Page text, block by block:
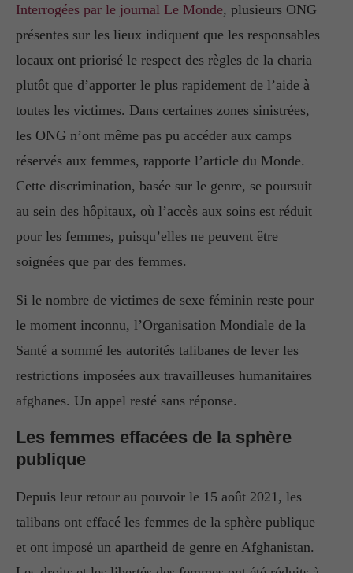
Interrogées par le journal Le Monde, plusieurs ONG
présentes sur les lieux indiquent que les responsables
locaux ont priorisé le respect des règles de la charia
plutôt que d’apporter le plus rapidement de l’aide à
toutes les victimes. Dans certaines zones sinistrées,
les ONG n’ont même pas pu accéder aux camps
réservés aux femmes, rapporte l’article du Monde.
Cette discrimination, basée sur le genre, se poursuit
au sein des hôpitaux, où l’accès aux soins est réduit
pour les femmes, puisqu’elles ne peuvent être
soignées que par des femmes.
Si le nombre de victimes de sexe féminin reste pour
le moment inconnu, l’Organisation Mondiale de la
Santé a sommé les autorités talibanes de lever les
restrictions imposées aux travailleuses humanitaires
afghanes. Un appel resté sans réponse.
Les femmes effacées de la sphère
publique
Depuis leur retour au pouvoir le 15 août 2021, les
talibans ont effacé les femmes de la sphère publique
et ont imposé un apartheid de genre en Afghanistan.